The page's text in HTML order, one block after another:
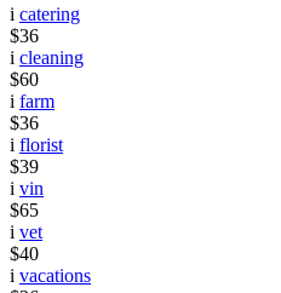
i catering
$36
i cleaning
$60
i farm
$36
i florist
$39
i vin
$65
i vet
$40
i vacations